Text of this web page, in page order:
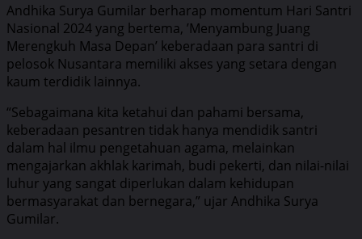
Andhika Surya Gumilar berharap momentum Hari Santri
Nasional 2024 yang bertema, ’Menyambung Juang
Merengkuh Masa Depan’ keberadaan para santri di
pelosok Nusantara memiliki akses yang setara dengan
kaum terdidik lainnya.
“Sebagaimana kita ketahui dan pahami bersama,
keberadaan pesantren tidak hanya mendidik santri
dalam hal ilmu pengetahuan agama, melainkan
mengajarkan akhlak karimah, budi pekerti, dan nilai-nilai
luhur yang sangat diperlukan dalam kehidupan
bermasyarakat dan bernegara,” ujar Andhika Surya
Gumilar.